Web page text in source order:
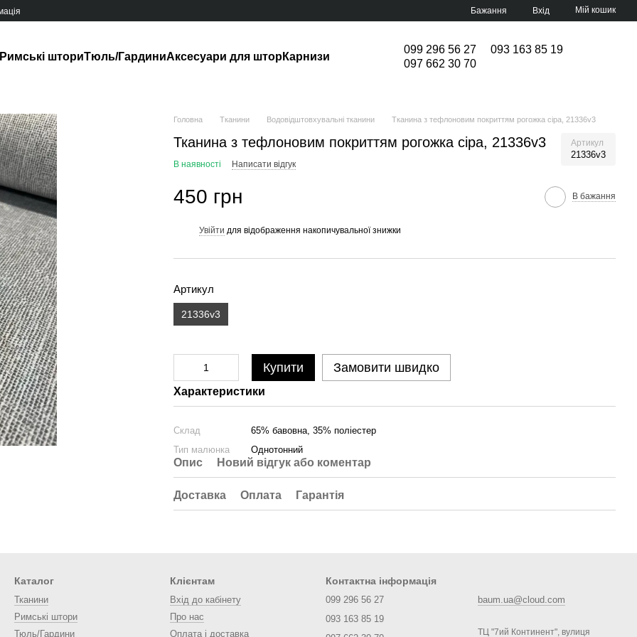
Бажання Вхід Мій кошик
Римські шториТюль/ГардиниАксесуари для шторКарнизи
099 296 56 27
093 163 85 19
097 662 30 70
Головна Тканини Водовідштовхувальні тканини Тканина з тефлоновим покриттям рогожка сіра, 21336v3
Тканина з тефлоновим покриттям рогожка сіра, 21336v3 Артикул
21336v3
В наявності Написати відгук
450 грн В бажання
Увійти для відображення накопичувальної знижки
Артикул
21336v3
Купити Замовити швидко
Характеристики
Склад
65% бавовна, 35% поліестер
Тип малюнка
Однотонний
Опис Новий відгук або коментар
Доставка Оплата Гарантія
Каталог
Тканини
Римські штори
Тюль/Гардини
Клієнтам
Вхід до кабінету
Про нас
Оплата і доставка
Контактна інформація
099 296 56 27
093 163 85 19
baum.ua@cloud.com
ТЦ "7ий Континент", вулиця